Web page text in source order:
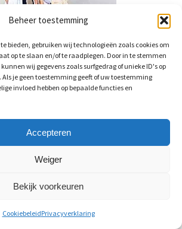
Beheer toestemming
bieden, gebruiken wij technologieën zoals cookies om
op te slaan en/of te raadplegen. Door in te stemmen
wij gegevens zoals surfgedrag of unieke ID's op
Als je geen toestemming geeft of uw toestemming
invloed hebben op bepaalde functies en
Accepteren
Weiger
Bekijk voorkeuren
CookiebeleidPrivacyverklaring
tegels combineren erg goed met
laminaat, nemen de tegels de warmte
temperatuurverschillen is het mogelijk dat